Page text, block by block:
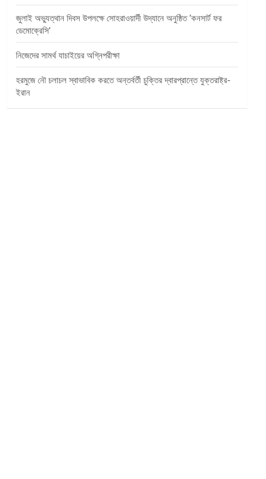
জুলাই অভ্যুত্থান দিবস উপলক্ষে সোহরাওয়ার্দী উদ্যানে অনুষ্ঠিত ‘কনসার্ট ফর
ডেমোক্রেসি’
নিজেদের সামর্থ যাচাইয়ের অগ্নিপরীক্ষা
হরমুজে নৌ চলাচল স্বাভাবিক করতে অন্তর্বর্তী চুক্তির দ্বারপ্রান্তে যুক্তরাষ্ট্র-
ইরান